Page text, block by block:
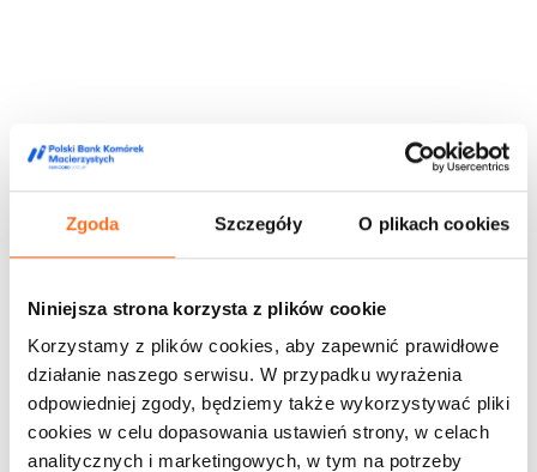
Zgoda Szczegóły O plikach cookies
Niniejsza strona korzysta z plików cookie
Korzystamy z plików cookies, aby zapewnić prawidłowe
działanie naszego serwisu. W przypadku wyrażenia
odpowiedniej zgody, będziemy także wykorzystywać pliki
cookies w celu dopasowania ustawień strony, w celach
analitycznych i marketingowych, w tym na potrzeby